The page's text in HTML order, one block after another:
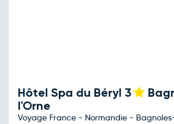
Hôtel Spa du Béryl 3
l'Orne
Voyage France - Normandie -